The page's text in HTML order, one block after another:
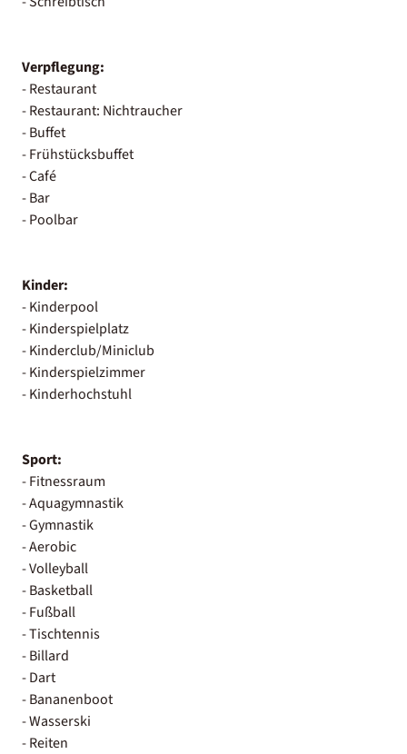
Verpflegung:
- Restaurant
- Restaurant: Nichtraucher
- Buffet
- Frühstücksbuffet
- Café
- Bar
- Poolbar
Kinder:
- Kinderpool
- Kinderspielplatz
- Kinderclub/Miniclub
- Kinderspielzimmer
- Kinderhochstuhl
Sport:
- Fitnessraum
- Aquagymnastik
- Gymnastik
- Aerobic
- Volleyball
- Basketball
- Fußball
- Tischtennis
- Billard
- Dart
- Bananenboot
- Wasserski
- Reiten